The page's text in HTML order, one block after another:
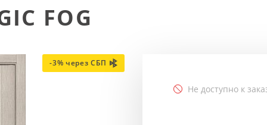
от 26 200Р до 42 000
от 17 800Р до 33 300
FOG
-3% через СБП
Не доступно к